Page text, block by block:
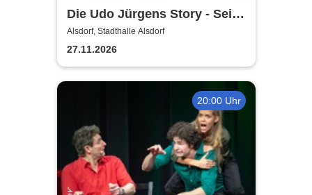
Die Udo Jürgens Story - Sein
Leben, seine Liebe, seine
Musik! Konzerte 2026
Alsdorf, Stadthalle Alsdorf
27.11.2026
20:00 Uhr